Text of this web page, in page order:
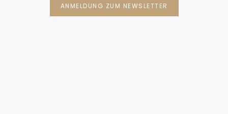
ANMELDUNG ZUM NEWSLETTER